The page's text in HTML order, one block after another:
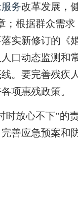
务改革发展，
；根据群众需
实新修订的《
口动态监测和
。要完善残疾
项惠残政策。
放心不下”的
善应急预案和